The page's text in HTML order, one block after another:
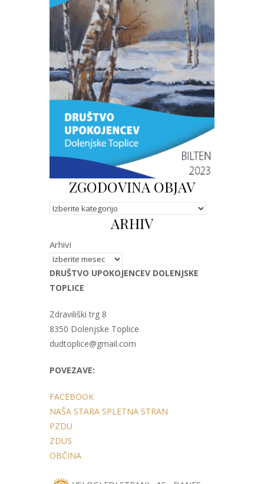
ZGODOVINA OBJAV
Kategorije
ARHIV
Arhivi
DRUŠTVO UPOKOJENCEV DOLENJSKE
TOPLICE
Zdraviliški trg 8
8350 Dolenjske Toplice
dudtoplice@gmail.com
POVEZAVE:
FACEBOOK
NAŠA STARA SPLETNA STRAN
PZDU
ZDUS
OBČINA